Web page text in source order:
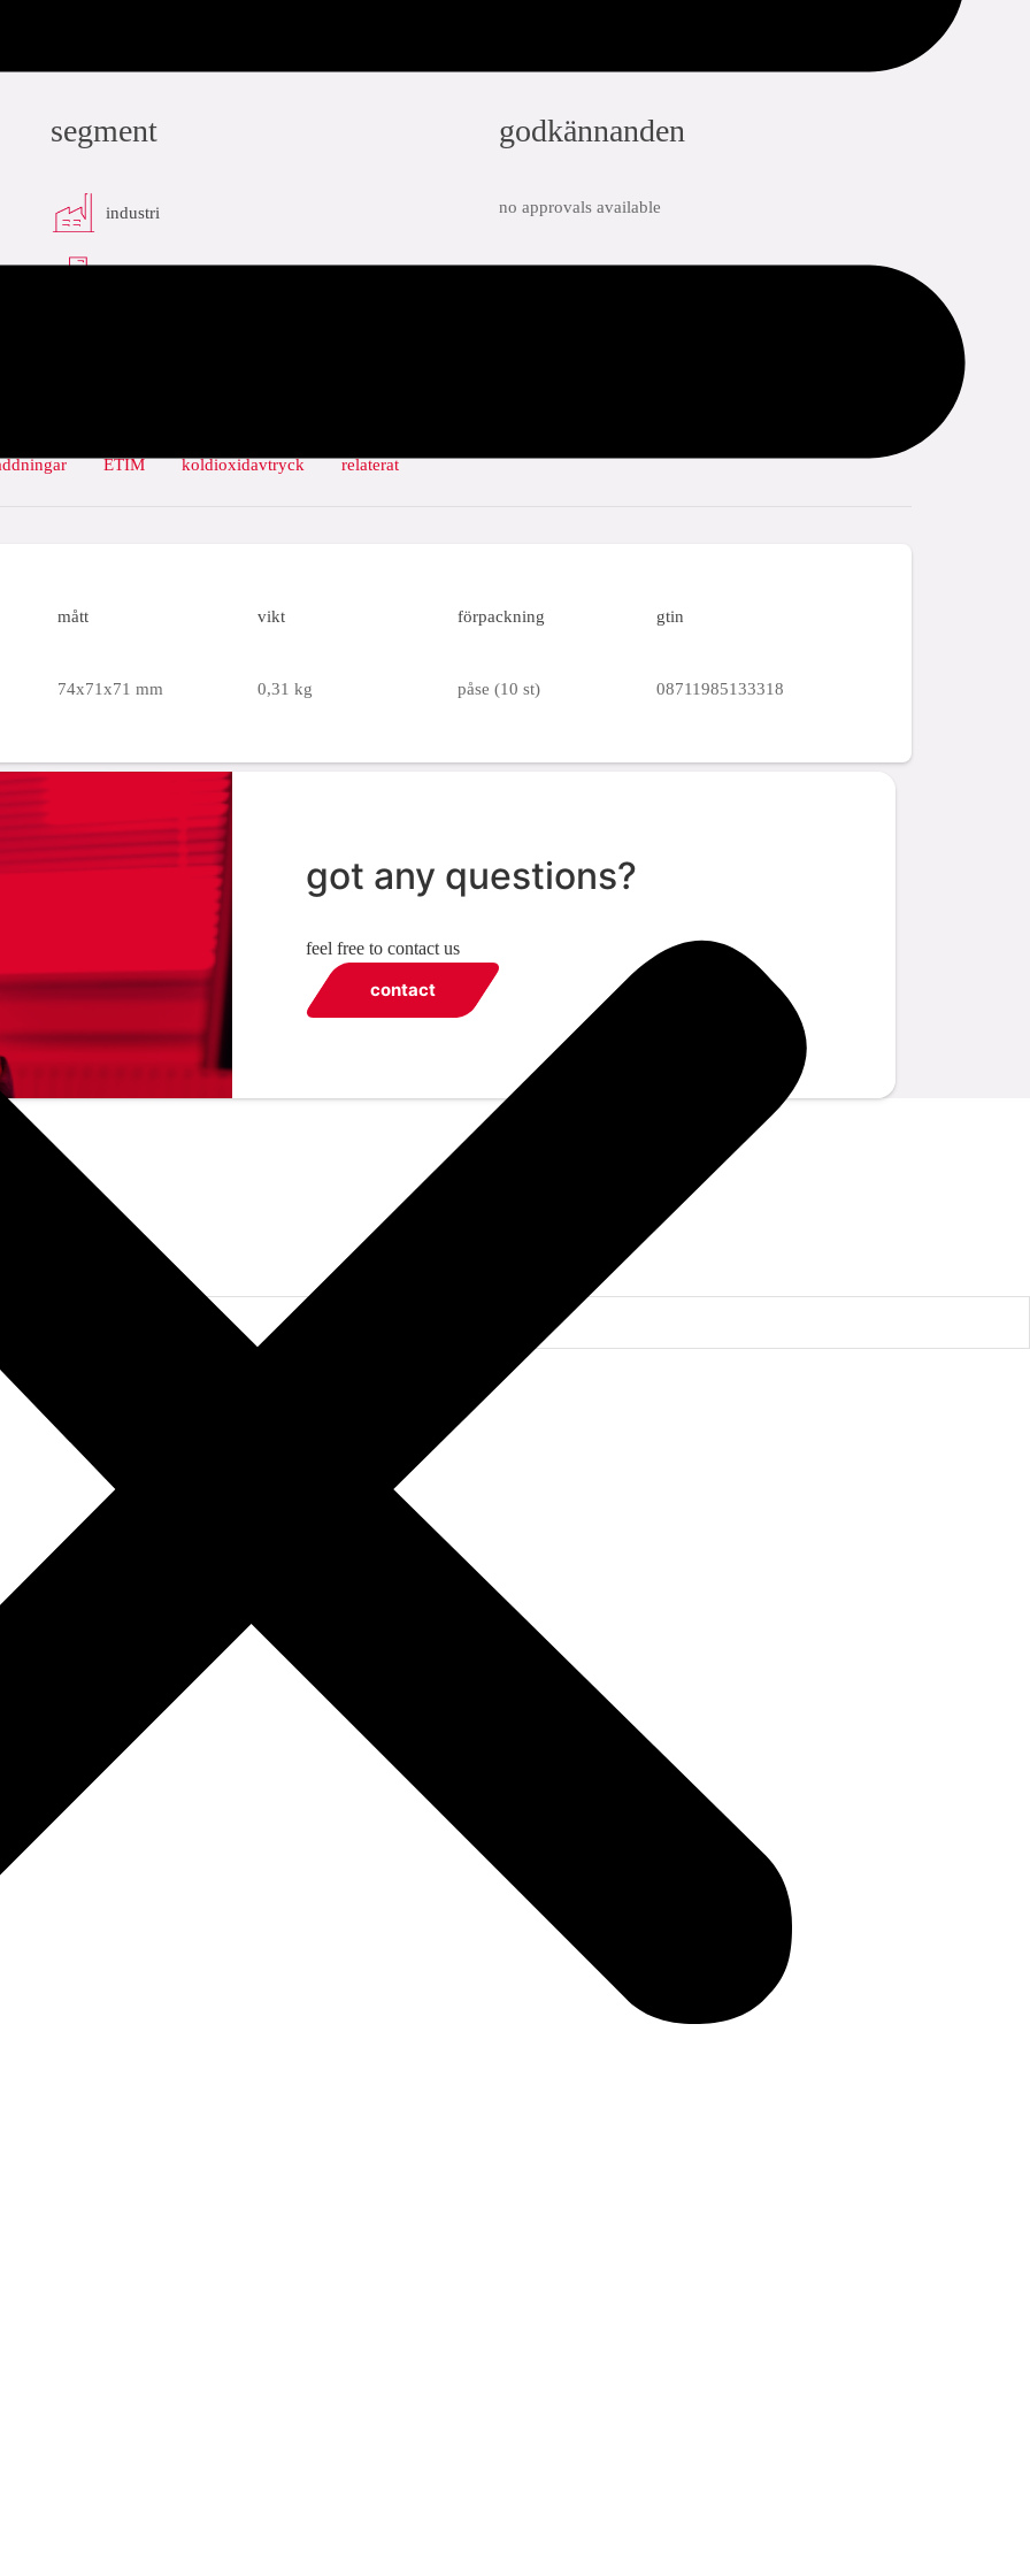
segment
industri
godkännanden
no approvals available
ETIM koldioxidavtryck relaterat
mått vikt förpackning gtin
74x71x71 mm 0,31 kg påse (10 st) 08711985133318
got any questions?
feel free to contact us
contact